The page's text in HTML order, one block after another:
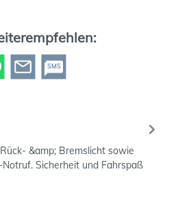
SMS
&amp; Bremslicht sowie
Sicherheit und Fahrspaß